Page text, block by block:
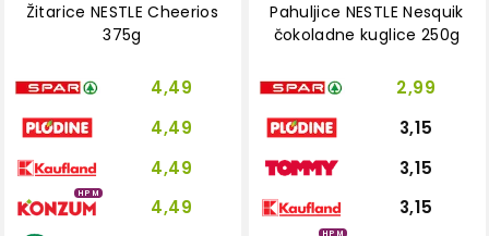
Žitarice NESTLE Cheerios
375g
4,49
4,49
4,49
HPM
4,49
Pahuljice NESTLE Nesquik
čokoladne kuglice 250g
2,99
3,15
3,15
3,15
HPM